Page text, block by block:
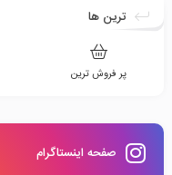
ترین ها
پر فروش ترین
صفحه اینستاگرام